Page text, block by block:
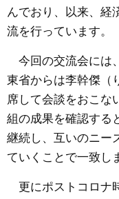
んでおり、以来、経
流を行っています。
今回の交流会には
東省からは李幹傑（
席して会談をおこな
組の成果を確認する
継続し、互いのニー
ていくことで一致し
更にポストコロナ